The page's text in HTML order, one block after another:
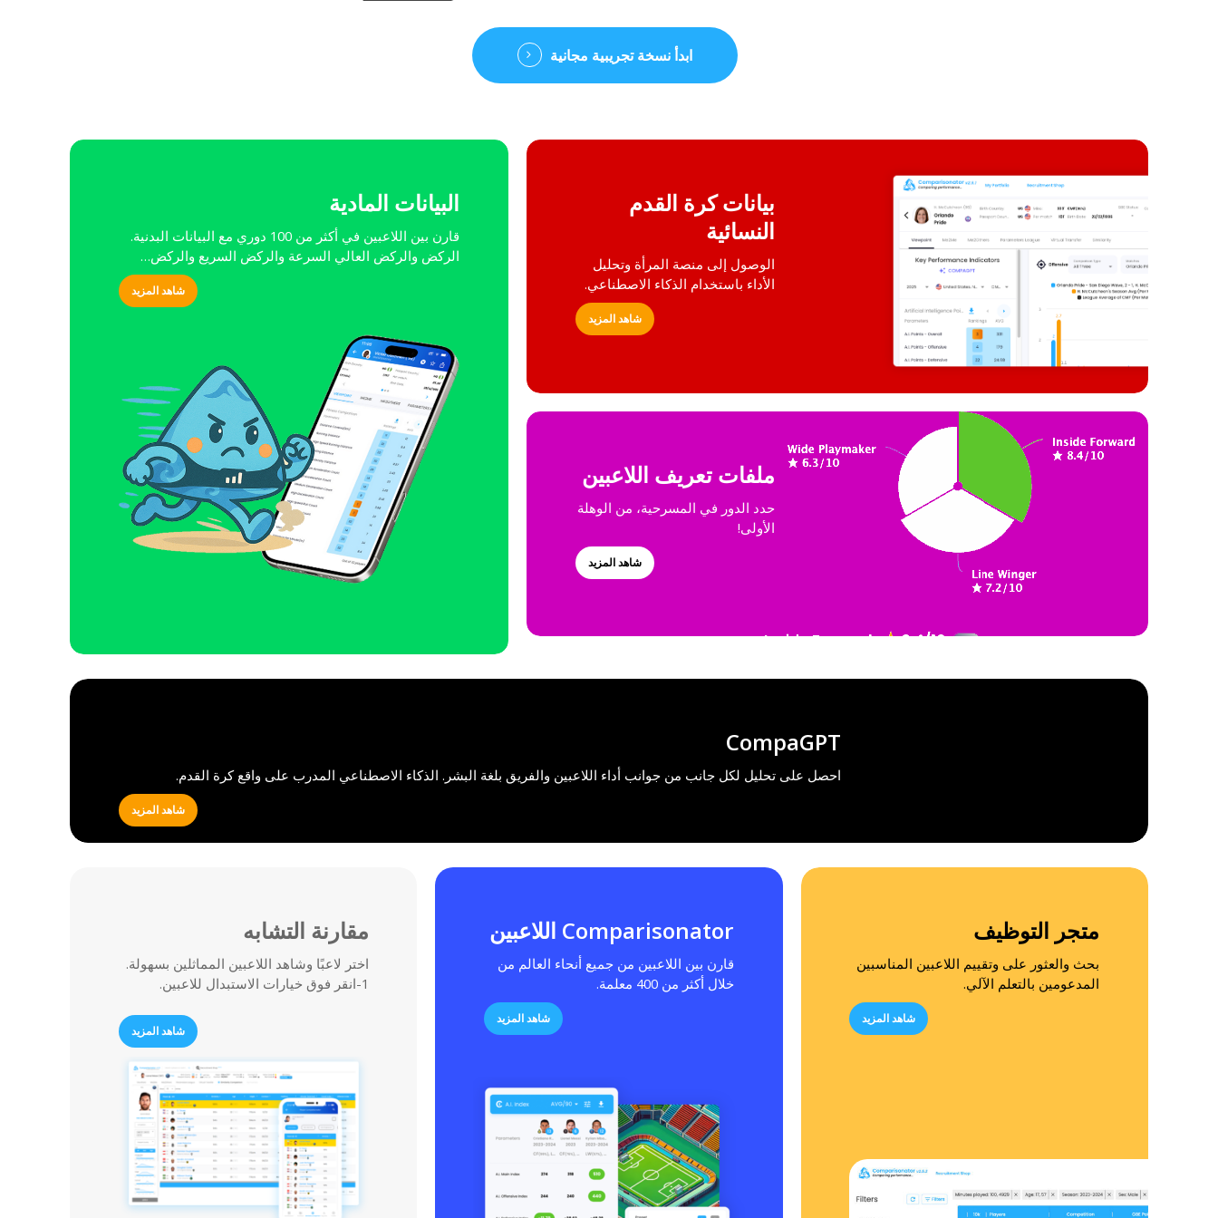
ابدأ نسخة تجريبية مجانية
البيانات المادية
قارن بين اللاعبين في أكثر من 100 دوري مع البيانات البدنية.
الركض والركض العالي السرعة والركض السريع والركض…
شاهد المزيد
بيانات كرة القدم
النسائية
الوصول إلى منصة المرأة وتحليل
الأداء باستخدام الذكاء الاصطناعي.
شاهد المزيد
ملفات تعريف اللاعبين
حدد الدور في المسرحية، من الوهلة
الأولى!
شاهد المزيد
CompaGPT
احصل على تحليل لكل جانب من جوانب أداء اللاعبين والفريق بلغة البشر. الذكاء الاصطناعي المدرب على واقع كرة القدم.
شاهد المزيد
مقارنة التشابه
اختر لاعبًا وشاهد اللاعبين المماثلين بسهولة.
1-انقر فوق خيارات الاستبدال للاعبين.
شاهد المزيد
Comparisonator اللاعبين
قارن بين اللاعبين من جميع أنحاء العالم من
خلال أكثر من 400 معلمة.
شاهد المزيد
متجر التوظيف
بحث والعثور على وتقييم اللاعبين المناسبين
المدعومين بالتعلم الآلي.
شاهد المزيد